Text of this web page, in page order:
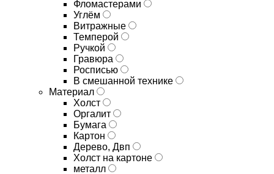
Фломастерами
Углём
Витражные
Темперой
Ручкой
Гравюра
Росписью
В смешанной технике
Материал
Холст
Оргалит
Бумага
Картон
Дерево, Двп
Холст на картоне
металл